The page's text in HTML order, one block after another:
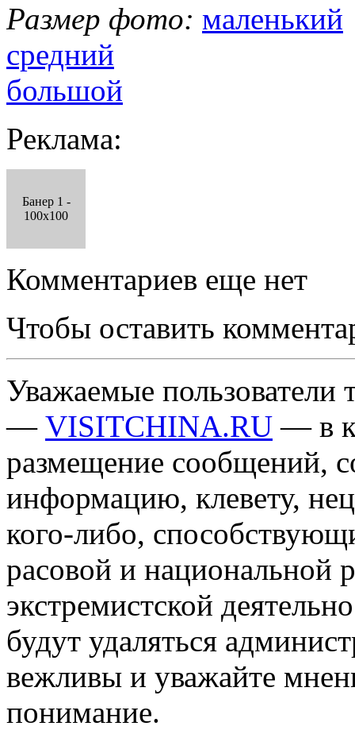
Размер фото: маленький
средний
большой
Реклама:
Банер 1 -
100x100
Комментариев еще нет
Чтобы оставить
Уважаемые пользователи
— VISITCHINA.RU — в
размещение сообщений,
информацию, клевету,
кого-либо,
расовой и национальной
экстремистской
будут удаляться
вежливы и уважайте
понимание.